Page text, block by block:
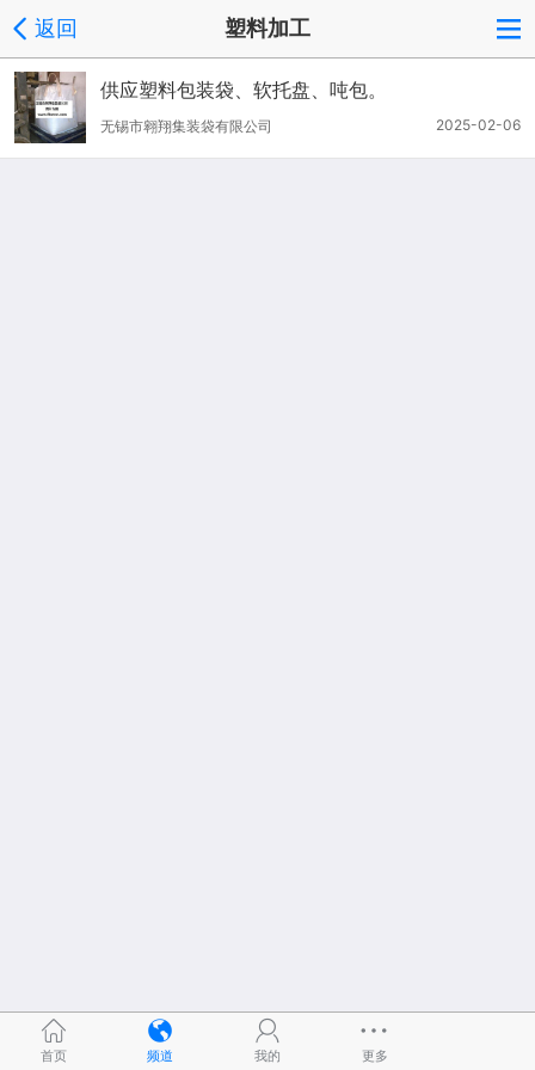
返回 塑料加工
供应塑料包装袋、软托盘、吨包。
2025-02-06
无锡市翱翔集装袋有限公司
首页 频道 我的 更多